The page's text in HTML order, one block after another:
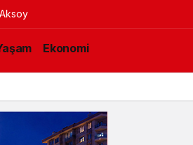
Ekonomi